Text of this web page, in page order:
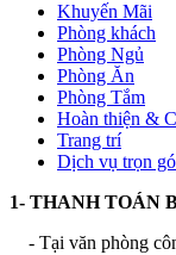
Khuyến Mãi
Phòng khách
Phòng Ngủ
Phòng Ăn
Phòng Tắm
Hoàn thiện &
Trang trí
Dịch vụ trọn
1- THANH TOÁN
- Tại văn phòng